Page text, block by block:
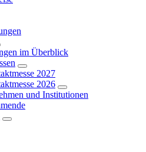
im Überblick
2027
2026
und Institutionen